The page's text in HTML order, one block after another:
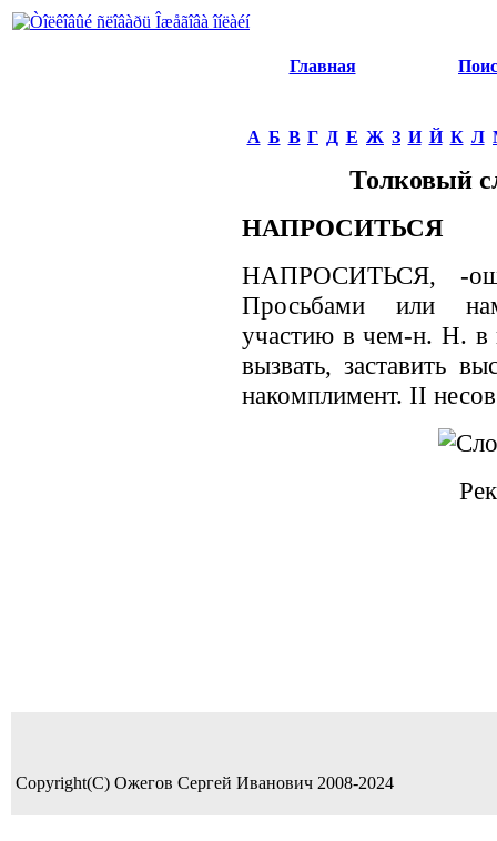
Главная
А Б В Г Д Е Ж З И Й К Л
Толковый
НАПРОСИТЬСЯ
НАПРОСИТЬСЯ, -
Просьбами или
участию в чем-н. Н. в
вызвать, заставить
накомплимент. II
Copyright(C) Ожегов Сергей Иванович 2008-2024